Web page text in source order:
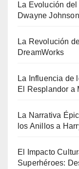
La Evolución
Dwayne Johnson
La Revolución
DreamWorks
La Influencia de
El Resplandor a
La Narrativa
los Anillos a
El Impacto
Superhéroes: